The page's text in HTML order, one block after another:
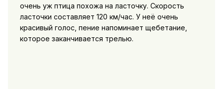
очень уж птица похожа на ласточку. Скорость
ласточки составляет 120 км/час. У неё очень
красивый голос, пение напоминает щебетание,
которое заканчивается трелью.